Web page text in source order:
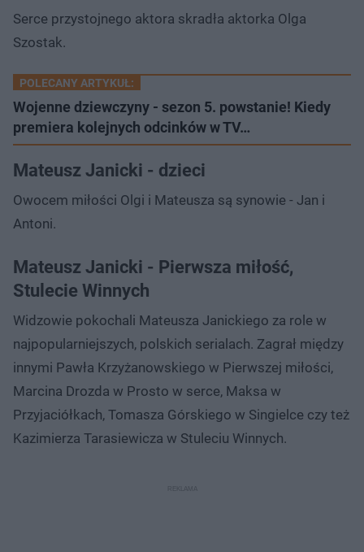
Serce przystojnego aktora skradła aktorka Olga
Szostak.
POLECANY ARTYKUŁ:
Wojenne dziewczyny - sezon 5. powstanie! Kiedy
premiera kolejnych odcinków w TV…
Mateusz Janicki - dzieci
Owocem miłości Olgi i Mateusza są synowie - Jan i
Antoni.
Mateusz Janicki - Pierwsza miłość,
Stulecie Winnych
Widzowie pokochali Mateusza Janickiego za role w
najpopularniejszych, polskich serialach. Zagrał między
innymi Pawła Krzyżanowskiego w Pierwszej miłości,
Marcina Drozda w Prosto w serce, Maksa w
Przyjaciółkach, Tomasza Górskiego w Singielce czy też
Kazimierza Tarasiewicza w Stuleciu Winnych.